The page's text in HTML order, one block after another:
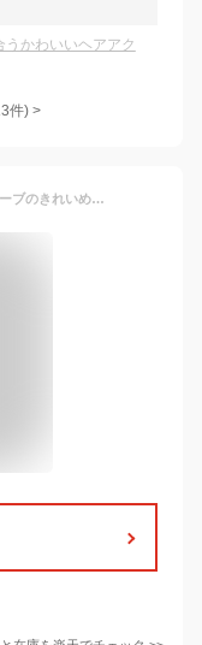
かわいいヘアアク
件) >
超目玉 シルエットが美しいキャップスリーブのきれいめワンピース ジャンスカ 女の子 ワンピース 入学式 卒園式 卒業式 黒 チェック 子供服 入園式 卒服 フォーマル TAK キッズ 小学校 キャサリンコテージ